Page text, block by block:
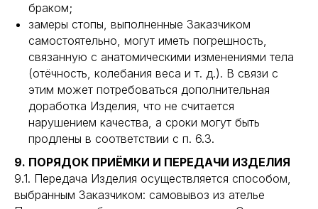
браком;
замеры стопы, выполненные Заказчиком
самостоятельно, могут иметь погрешность,
связанную с анатомическими изменениями тела
(отёчность, колебания веса и т. д.). В связи с
этим может потребоваться дополнительная
доработка Изделия, что не считается
нарушением качества, а сроки могут быть
продлены в соответствии с п. 6.3.
9. ПОРЯДОК ПРИЁМКИ И ПЕРЕДАЧИ ИЗДЕЛИЯ
9.1. Передача Изделия осуществляется способом,
выбранным Заказчиком: самовывоз из ателье